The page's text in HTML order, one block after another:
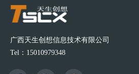
广西天生创想信息技术有限公司
Tel：15010979348